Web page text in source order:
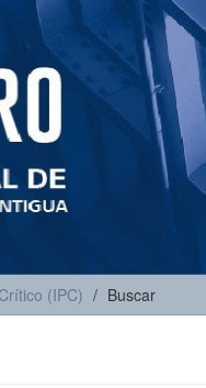
(IPC) Buscar